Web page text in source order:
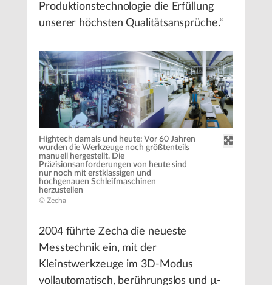
Produktionstechnologie die Erfüllung
unserer höchsten Qualitätsansprüche.“
Hightech damals und heute: Vor 60 Jahren
wurden die Werkzeuge noch größtenteils
manuell hergestellt. Die
Präzisionsanforderungen von heute sind
nur noch mit erstklassigen und
hochgenauen Schleifmaschinen
herzustellen
© Zecha
2004 führte Zecha die neueste
Messtechnik ein, mit der
Kleinstwerkzeuge im 3D-Modus
vollautomatisch, berührungslos und μ-